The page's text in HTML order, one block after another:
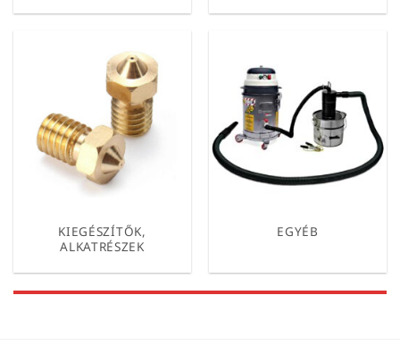
KIEGÉSZÍTŐK,
ALKATRÉSZEK
EGYÉB